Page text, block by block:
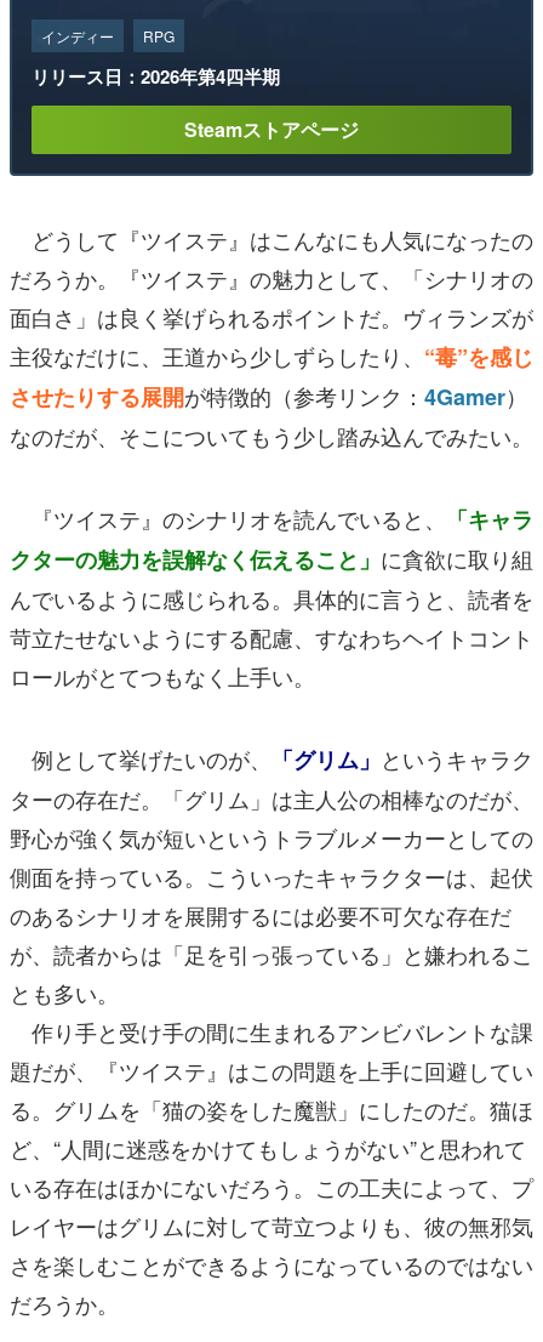
インディー RPG
リリース日：2026年第4四半期
Steamストアページ
どうして『ツイステ』はこんなにも人気になったの
だろうか。『ツイステ』の魅力として、「シナリオの
面白さ」は良く挙げられるポイントだ。ヴィランズが
主役なだけに、王道から少しずらしたり、 “毒”を感じ
させたりする展開が特徴的（参考リンク： 4Gamer）
なのだが、そこについてもう少し踏み込んでみたい。
『ツイステ』のシナリオを読んでいると、
「キャラ
クターの魅力を誤解なく伝えること」 に貪欲に取り組
んでいるように感じられる。具体的に言うと、読者を
苛立たせないようにする配慮、すなわちヘイトコント
ロールがとてつもなく上手い。
例として挙げたいのが、 「グリム」 というキャラク
ターの存在だ。「グリム」は主人公の相棒なのだが、
野心が強く気が短いというトラブルメーカーとしての
側面を持っている。こういったキャラクターは、起伏
のあるシナリオを展開するには必要不可欠な存在だ
が、読者からは「足を引っ張っている」と嫌われるこ
とも多い。
作り手と受け手の間に生まれるアンビバレントな課
題だが、『ツイステ』はこの問題を上手に回避してい
る。グリムを「猫の姿をした魔獣」にしたのだ。猫ほ
ど、“人間に迷惑をかけてもしょうがない”と思われて
いる存在はほかにないだろう。この工夫によって、プ
レイヤーはグリムに対して苛立つよりも、彼の無邪気
さを楽しむことができるようになっているのではない
だろうか。